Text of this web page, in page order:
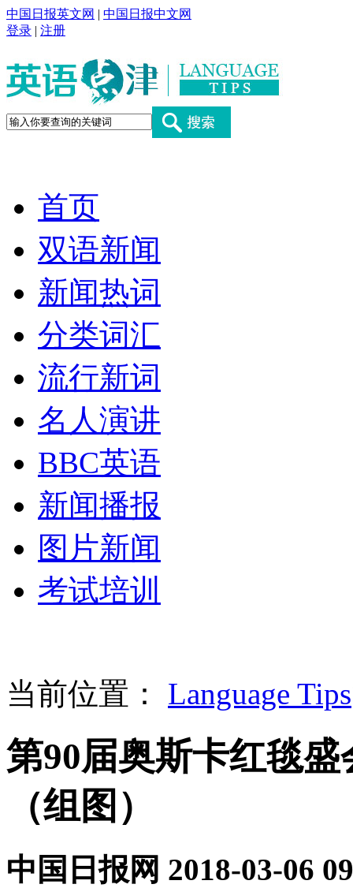
中国日报英文网 | 中国日报中文网
登录 | 注册
首页
双语新闻
新闻热词
分类词汇
流行新词
名人演讲
BBC英语
新闻播报
图片新闻
考试培训
当前位置： Language Tips
第90届奥斯卡红毯
（组图）
中国日报网 2018-03-06